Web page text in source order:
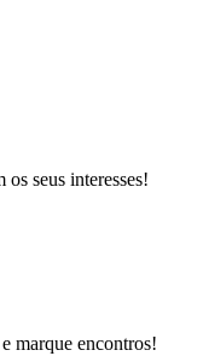
os seus interesses!
marque encontros!